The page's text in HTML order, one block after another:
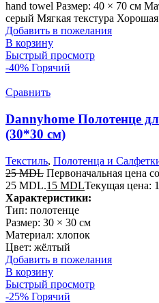
hand towel Размер: 40 × 70 см
серый Мягкая текстура
Добавить в пожелания
В корзину
Быстрый просмотр
-40% Горячий
Сравнить
Dannyhome Полотенце
(30*30 см)
Текстиль, Полотенца и
25MDL Первоначальная цена
25 MDL.15 MDLТекущая цена:
Характеристики:
Тип: полотенце
Размер: 30 × 30 см
Материал: хлопок
Цвет: жёлтый
Добавить в пожелания
В корзину
Быстрый просмотр
-25% Горячий